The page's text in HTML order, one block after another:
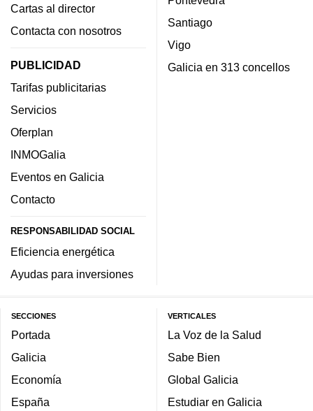
Cartas al director
Contacta con nosotros
PUBLICIDAD
Tarifas publicitarias
Servicios
Oferplan
INMOGalia
Eventos en Galicia
Contacto
RESPONSABILIDAD SOCIAL
Eficiencia energética
Ayudas para inversiones
Santiago
Vigo
Galicia en 313 concellos
SECCIONES
Portada
Galicia
Economía
España
VERTICALES
La Voz de la Salud
Sabe Bien
Global Galicia
Estudiar en Galicia